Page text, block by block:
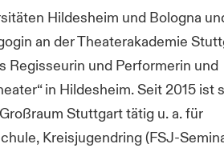
Hildesheim und Bologna
an der Theaterakademie
Regisseurin und Performerin und
in Hildesheim. Seit 2015 ist
Stuttgart tätig u. a. für
Kreisjugendring (FSJ-